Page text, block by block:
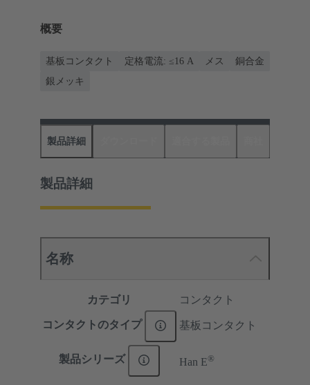
概要
基板コンタクト 定格電流: ≤16 A メス
銅合金
銀メッキ
製品詳細
製品詳細
名称
カテゴリ コンタクト
コンタクトのタイプ 基板コンタクト
製品シリーズ Han E®